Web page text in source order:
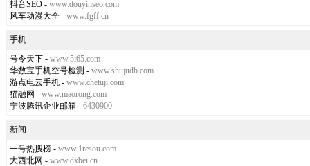
抖音SEO - www.douyinseo.com
风车动漫大全 - www.fgff.cn
手机
号令天下 - www.5i65.com
华数宝手机空号检测 - www.shujudb.com
游点电云手机 - www.chetuji.com
猫融网 - www.maorong.com
宁波腾讯企业邮箱 - 6430900
新闻
一号热搜榜 - www.1resou.com
大西北网 - www.dxbei.cn